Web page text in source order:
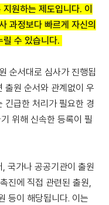
원하는 제도입니다. 이
과정보다 빠르게 자신의
릴 수 있습니다.
순서대로 심사가 진행됩
출원 순서와 관계없이 우
긴급한 처리가 필요한 경
위해 신속한 등록이 필
국가나 공공기관이 출원
진에 직접 관련된 출원,
등이 해당됩니다. 이는